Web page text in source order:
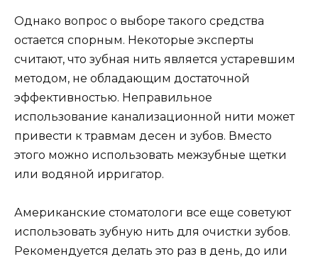
Однако вопрос о выборе такого средства
остается спорным. Некоторые эксперты
считают, что зубная нить является устаревшим
методом, не обладающим достаточной
эффективностью. Неправильное
использование канализационной нити может
привести к травмам десен и зубов. Вместо
этого можно использовать межзубные щетки
или водяной ирригатор.
Американские стоматологи все еще советуют
использовать зубную нить для очистки зубов.
Рекомендуется делать это раз в день, до или